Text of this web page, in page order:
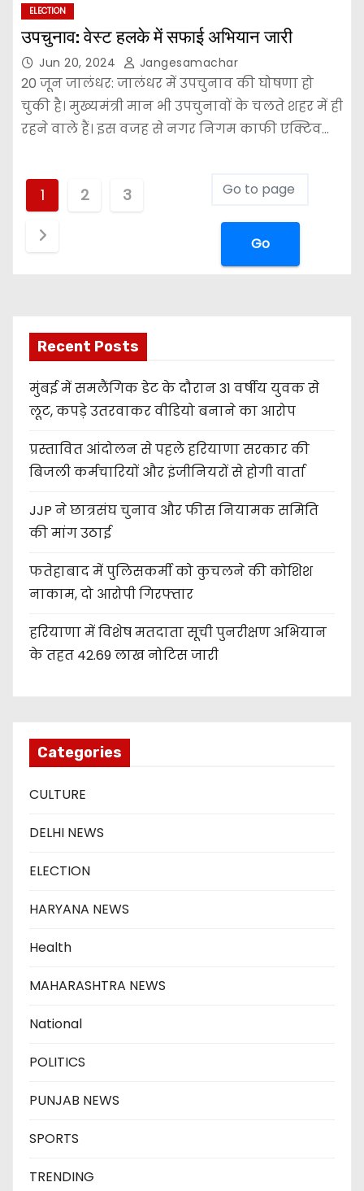
ELECTION
उपचुनाव: वेस्ट हलके में सफाई अभियान जारी
Jun 20, 2024 Jangesamachar
20 जून जालंधर: जालंधर में उपचुनाव की घोषणा हो
चुकी है। मुख्यमंत्री मान भी उपचुनावों के चलते शहर में ही
रहने वाले हैं। इस वजह से नगर निगम काफी एक्टिव…
1 2 3
Go
Recent Posts
मुंबई में समलैंगिक डेट के दौरान 31 वर्षीय युवक से
लूट, कपड़े उतरवाकर वीडियो बनाने का आरोप
प्रस्तावित आंदोलन से पहले हरियाणा सरकार की
बिजली कर्मचारियों और इंजीनियरों से होगी वार्ता
JJP ने छात्रसंघ चुनाव और फीस नियामक समिति
की मांग उठाई
फतेहाबाद में पुलिसकर्मी को कुचलने की कोशिश
नाकाम, दो आरोपी गिरफ्तार
हरियाणा में विशेष मतदाता सूची पुनरीक्षण अभियान
के तहत 42.69 लाख नोटिस जारी
Categories
CULTURE
DELHI NEWS
ELECTION
HARYANA NEWS
Health
MAHARASHTRA NEWS
National
POLITICS
PUNJAB NEWS
SPORTS
TRENDING